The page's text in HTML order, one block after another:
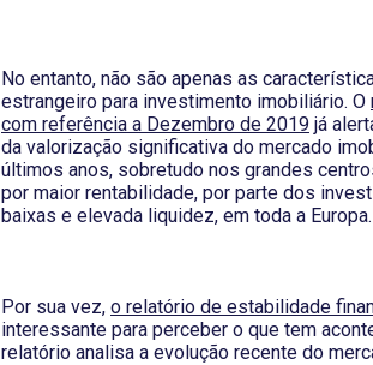
No entanto, não são apenas as
estrangeiro para investimento imobiliário. O
com referência a Dezembro de 2019 já
da valorização significativa do mercado
últimos anos, sobretudo nos grandes
por maior rentabilidade, por parte dos
baixas e elevada liquidez, em toda a Europa.
Por sua vez, o relatório de estabilidade
interessante para perceber o que tem
relatório analisa a evolução recente do